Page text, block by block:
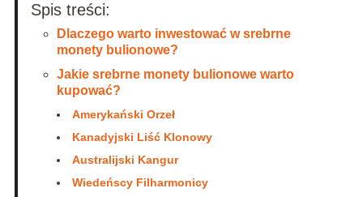
Spis treści:
Dlaczego warto inwestować w srebrne
monety bulionowe?
Jakie srebrne monety bulionowe warto
kupować?
Amerykański Orzeł
Kanadyjski Liść Klonowy
Australijski Kangur
Wiedeńscy Filharmonicy